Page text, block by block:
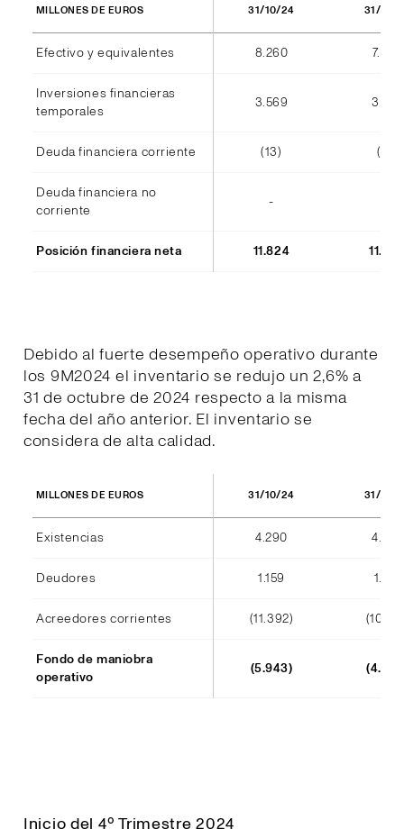
MILLONES DE EUROS 31/10/24 31/10/
Efectivo y equivalentes 8.260 7.940
Inversiones financieras
temporales
3.569 3.555
Deuda financiera corriente (13) (14)
Deuda financiera no
corriente
-
Posición financiera neta 11.824
Debido al fuerte desempeño operativo durante
los 9M2024 el inventario se redujo un 2,6% a
31 de octubre de 2024 respecto a la misma
fecha del año anterior. El inventario se
considera de alta calidad.
MILLONES DE EUROS 31/10/24 31/10/
Existencias 4.290 4.404
Deudores 1.159 1.184
Acreedores corrientes (11.392)
Fondo de maniobra
operativo
(5.943)
Inicio del 4º Trimestre 2024